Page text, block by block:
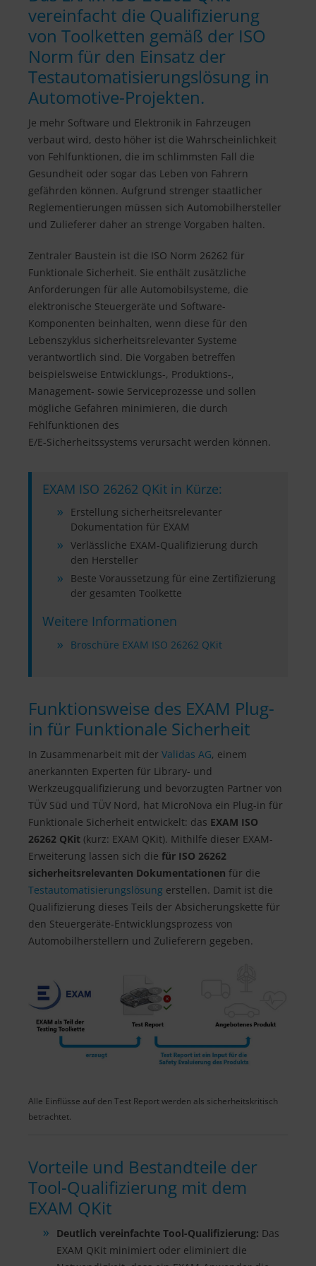
vereinfacht die Qualifizierung
von Toolketten gemäß der ISO
Norm für den Einsatz der
Testautomatisierungslösung in
Automotive-Projekten.
Je mehr Software und Elektronik in Fahrzeugen
verbaut wird, desto höher ist die Wahrscheinlichkeit
von Fehlfunktionen, die im schlimmsten Fall die
Gesundheit oder sogar das Leben von Fahrern
gefährden können. Aufgrund strenger staatlicher
Reglementierungen müssen sich Automobilhersteller
und Zulieferer daher an strenge Vorgaben halten.
Zentraler Baustein ist die ISO Norm 26262 für
Funktionale Sicherheit. Sie enthält zusätzliche
Anforderungen für alle Automobilsysteme, die
elektronische Steuergeräte und Software-
Komponenten beinhalten, wenn diese für den
Lebenszyklus sicherheitsrelevanter Systeme
verantwortlich sind. Die Vorgaben betreffen
beispielsweise Entwicklungs-, Produktions-,
Management- sowie Serviceprozesse und sollen
mögliche Gefahren minimieren, die durch
Fehlfunktionen des
E/E-Sicherheitssystems verursacht werden können.
EXAM ISO 26262 QKit in Kürze:
Erstellung sicherheitsrelevanter
Dokumentation für EXAM
Verlässliche EXAM-Qualifizierung durch
den Hersteller
Beste Voraussetzung für eine Zertifizierung
der gesamten Toolkette
Weitere Informationen
Broschüre EXAM ISO 26262 QKit
Funktionsweise des EXAM Plug-
in für Funktionale Sicherheit
In Zusammenarbeit mit der Validas AG, einem
anerkannten Experten für Library- und
Werkzeugqualifizierung und bevorzugten Partner von
TÜV Süd und TÜV Nord, hat MicroNova ein Plug-in für
Funktionale Sicherheit entwickelt: das EXAM ISO
26262 QKit (kurz: EXAM QKit). Mithilfe dieser EXAM-
Erweiterung lassen sich die für ISO 26262
sicherheitsrelevanten Dokumentationen für die
Testautomatisierungslösung erstellen. Damit ist die
Qualifizierung dieses Teils der Absicherungskette für
den Steuergeräte-Entwicklungsprozess von
Automobilherstellern und Zulieferern gegeben.
Alle Einflüsse auf den Test Report werden als sicherheitskritisch
betrachtet.
Vorteile und Bestandteile der
Tool-Qualifizierung mit dem
EXAM QKit
Deutlich vereinfachte Tool-Qualifizierung: Das
EXAM QKit minimiert oder eliminiert die